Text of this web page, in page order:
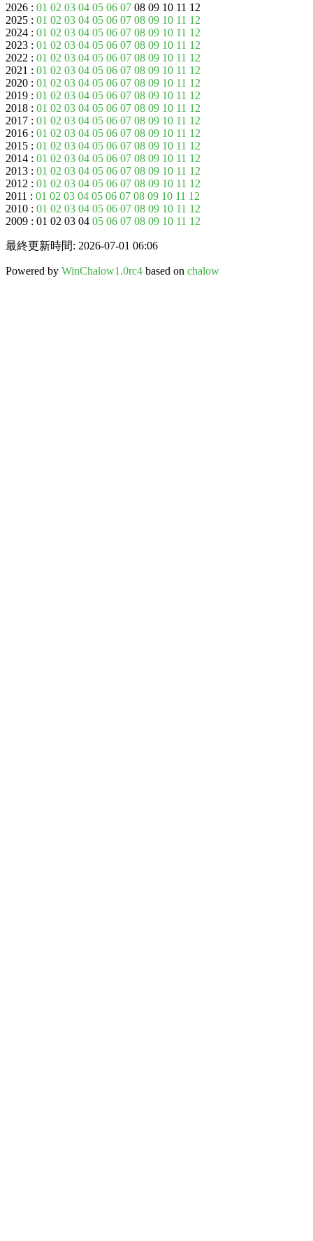
2026 : 01 02 03 04 05 06 07 08 09 10 11 12
2025 : 01 02 03 04 05 06 07 08 09 10 11 12
2024 : 01 02 03 04 05 06 07 08 09 10 11 12
2023 : 01 02 03 04 05 06 07 08 09 10 11 12
2022 : 01 02 03 04 05 06 07 08 09 10 11 12
2021 : 01 02 03 04 05 06 07 08 09 10 11 12
2020 : 01 02 03 04 05 06 07 08 09 10 11 12
2019 : 01 02 03 04 05 06 07 08 09 10 11 12
2018 : 01 02 03 04 05 06 07 08 09 10 11 12
2017 : 01 02 03 04 05 06 07 08 09 10 11 12
2016 : 01 02 03 04 05 06 07 08 09 10 11 12
2015 : 01 02 03 04 05 06 07 08 09 10 11 12
2014 : 01 02 03 04 05 06 07 08 09 10 11 12
2013 : 01 02 03 04 05 06 07 08 09 10 11 12
2012 : 01 02 03 04 05 06 07 08 09 10 11 12
2011 : 01 02 03 04 05 06 07 08 09 10 11 12
2010 : 01 02 03 04 05 06 07 08 09 10 11 12
2009 : 01 02 03 04 05 06 07 08 09 10 11 12
最終更新時間: 2026-07-01 06:06
Powered by WinChalow1.0rc4 based on chalow